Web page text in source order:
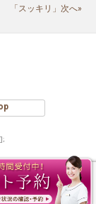
「スッキリ」次へ»